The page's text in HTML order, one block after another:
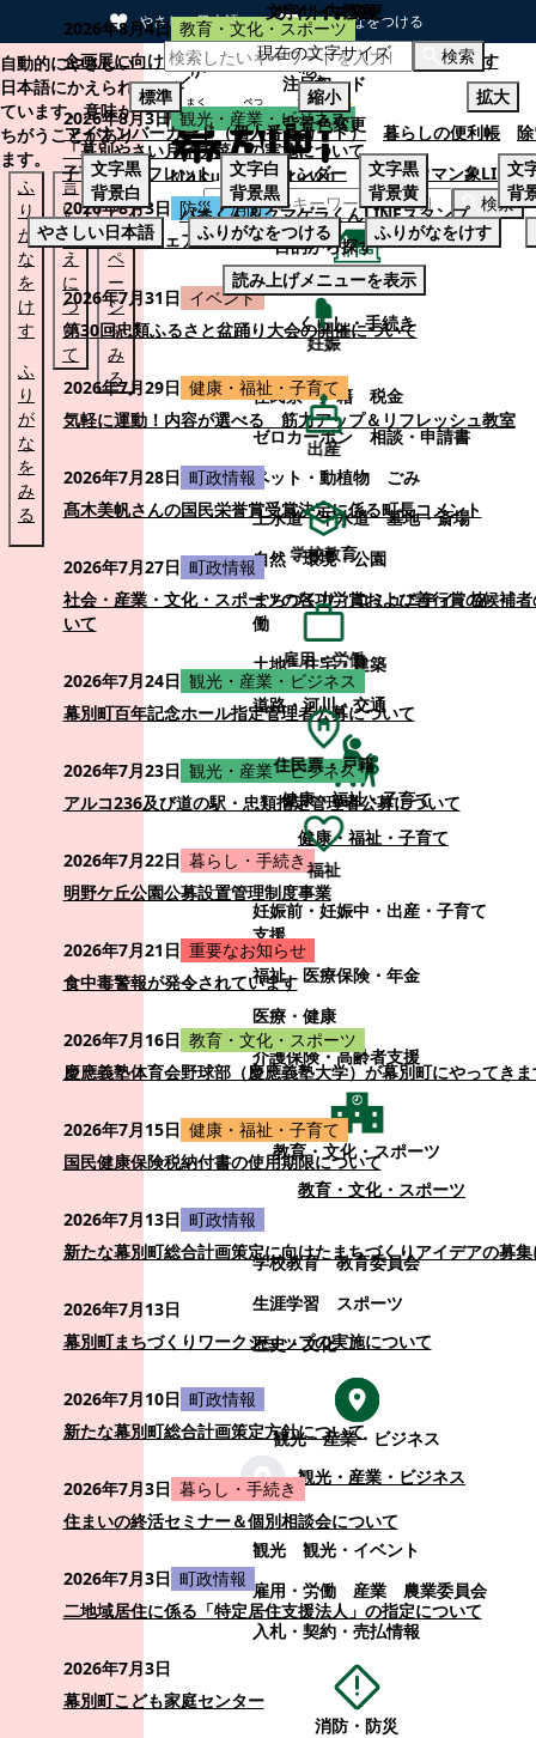
やさしい日本語 ひらがなをつける
本文へスキップする
自動的にやさしい
日本語にかえられ
ています。意味が
ちがうことがあり
ます。
ふ
り
が
な
を
け
す
ふ
り
が
な
を
み
る
言
い
替
え
に
つ
い
て
も
と
の
ペ
ー
ジ
を
み
る
検索
くらし・手続き
くらし・手続き
住民票・戸籍
税金
ゼロカーボン
相談・申請書
ペット・動植物
ごみ
上水道・下水道
墓地・斎場
自然・環境・公園
まちづくり・コミュニティ・協
働
土地・住宅・建築
道路・河川・交通
健康・福祉・子育て
健康・福祉・子育て
妊娠前・妊娠中・出産・子育て
支援
福祉
医療保険・年金
医療・健康
介護保険・高齢者支援
教育・文化・スポーツ
教育・文化・スポーツ
学校教育
教育委員会
生涯学習
スポーツ
歴史・文化
観光・産業・ビジネス
観光・産業・ビジネス
観光
観光・イベント
雇用・労働
産業
農業委員会
入札・契約・売払情報
消防・防災
2026年8月4日 教育・文化・スポーツ
企画展に向けて：安東ウメ子さんとの思い出を募集します
2026年8月3日 観光・産業・ビジネス
「幕別やさい月イチ菜」の実施について
2026年8月3日 防災・消防
幕別町防災フェアの開催について
2026年7月31日 イベント
第30回忠類ふるさと盆踊り大会の開催について
2026年7月29日 健康・福祉・子育て
気軽に運動！内容が選べる 筋力アップ＆リフレッシュ教室
2026年7月28日 町政情報
髙木美帆さんの国民栄誉賞受賞決定に係る町長コメント
2026年7月27日 町政情報
社会・産業・文化・スポーツの各功労賞および善行賞の候補
いて
2026年7月24日 観光・産業・ビジネス
幕別町百年記念ホール指定管理者公募について
2026年7月23日 観光・産業・ビジネス
アルコ236及び道の駅・忠類指定管理者公募について
2026年7月22日 暮らし・手続き
明野ケ丘公園公募設置管理制度事業
2026年7月21日 重要なお知らせ
食中毒警報が発令されています
2026年7月16日 教育・文化・スポーツ
慶應義塾体育会野球部（慶應義塾大学）が幕別町にやってき
2026年7月15日 健康・福祉・子育て
国民健康保険税納付書の使用期限について
2026年7月13日 町政情報
新たな幕別町総合計画策定に向けたまちづくりアイデアの募
2026年7月13日
幕別町まちづくりワークショップの実施について
2026年7月10日 町政情報
新たな幕別町総合計画策定方針について
2026年7月3日 暮らし・手続き
住まいの終活セミナー＆個別相談会について
2026年7月3日 町政情報
二地域居住に係る「特定居住支援法人」の指定について
2026年7月3日
幕別町こども家庭センター
サイト内検索
検索
注目ワード
マイナンバーカード（個人番号カード） 暮らしの便利帳
子育てパンフレット
ごみカレンダー
忠類ナウマン象LINE
パオくん＆クマゲラくんLINEスタンプ
目的から探す
妊娠
出産
学校教育
雇用・労働
住民票・戸籍
福祉
文字サイズ変更
現在の文字サイズ
標準
縮小
拡大
背景色変更
文字黒
背景白
文字白
背景黒
文字黒
背景黄
文
背
やさしい日本語
ふりがなをつける ふりがなをけす
読み上げメニューを表示